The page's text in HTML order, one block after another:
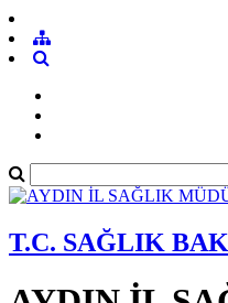
T.C. SAĞLIK